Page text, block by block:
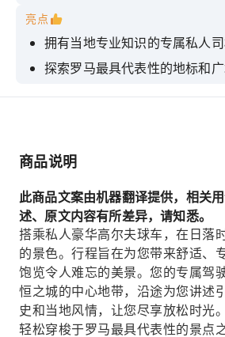
亮点
拥有当地专业知识的专属私人
探索罗马最具代表性的地标和
享用传统的义大利餐前酒和小吃
商品说明
此商品文案由机器翻译提供，相关
述、原文内容有所差异，请知悉。
搭乘私人豪华高尔夫球车，在日落
的景色。行程旨在为您带来舒适、
饱览令人难忘的美景。您的专属驾
恒之城的中心地带，沿途为您讲述
史和当地风情，让您尽享放松时光。
轻松穿梭于罗马最具代表性的景点